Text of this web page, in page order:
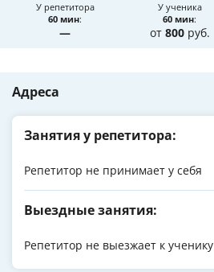
У репетитора
60 мин:
—
У ученика
60 мин:
от 800руб.
Адреса
Занятия у репетитора:
Репетитор не принимает у себя
Выездные занятия:
Репетитор не выезжает к ученику